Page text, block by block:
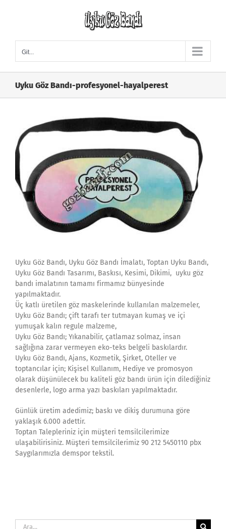
Git...
Uyku Göz Bandı-profesyonel-hayalperest
Uyku Göz Bandı, Uyku Göz Bandı İmalatı, Toptan Uyku Bandı,
Uyku Göz Bandı Tasarımı, Baskısı, Kesimi, Dikimi, uyku göz
bandı imalatının tamamı firmamız bünyesinde
yapılmaktadır.
Üç katlı üretilen göz maskelerinde kullanılan malzemeler,
Uyku Göz Bandı; çift tarafı ter tutmayan kumaş ve içi
yumuşak kalın regule malzeme,
Uyku Göz Bandı; Yıkanabilir, çatlamaz solmaz, insan
sağlığına zarar vermeyen eko-teks belgeli baskılardır.
Uyku Göz Bandı, Ajans, Kozmetik, Şirket, Oteller ve
toptancılar için; Kişisel Kullanım, Hediye ve promosyon
olarak düşünülecek bu kaliteli göz bandı ürün için dilediğiniz
desenlerle, logo arma yazı baskıları yapılmaktadır.
Günlük üretim adedimiz; baskı ve dikiş durumuna göre
yaklaşık 6.000 adettir.
Toptan Talepleriniz için müşteri temsilcilerimize
ulaşabilirisiniz. Müşteri temsilcilerimiz 90 212 5450110 pbx
Saygılarımızla demspor tekstil.
Ara: